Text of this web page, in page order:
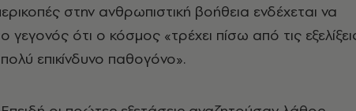
στην ανθρωπιστική βοήθεια ενδέχεται να
γεγονός ότι ο κόσμος «τρέχει πίσω από τις
επικίνδυνο παθογόνο».